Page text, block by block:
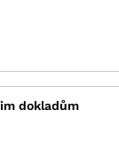
dokladům